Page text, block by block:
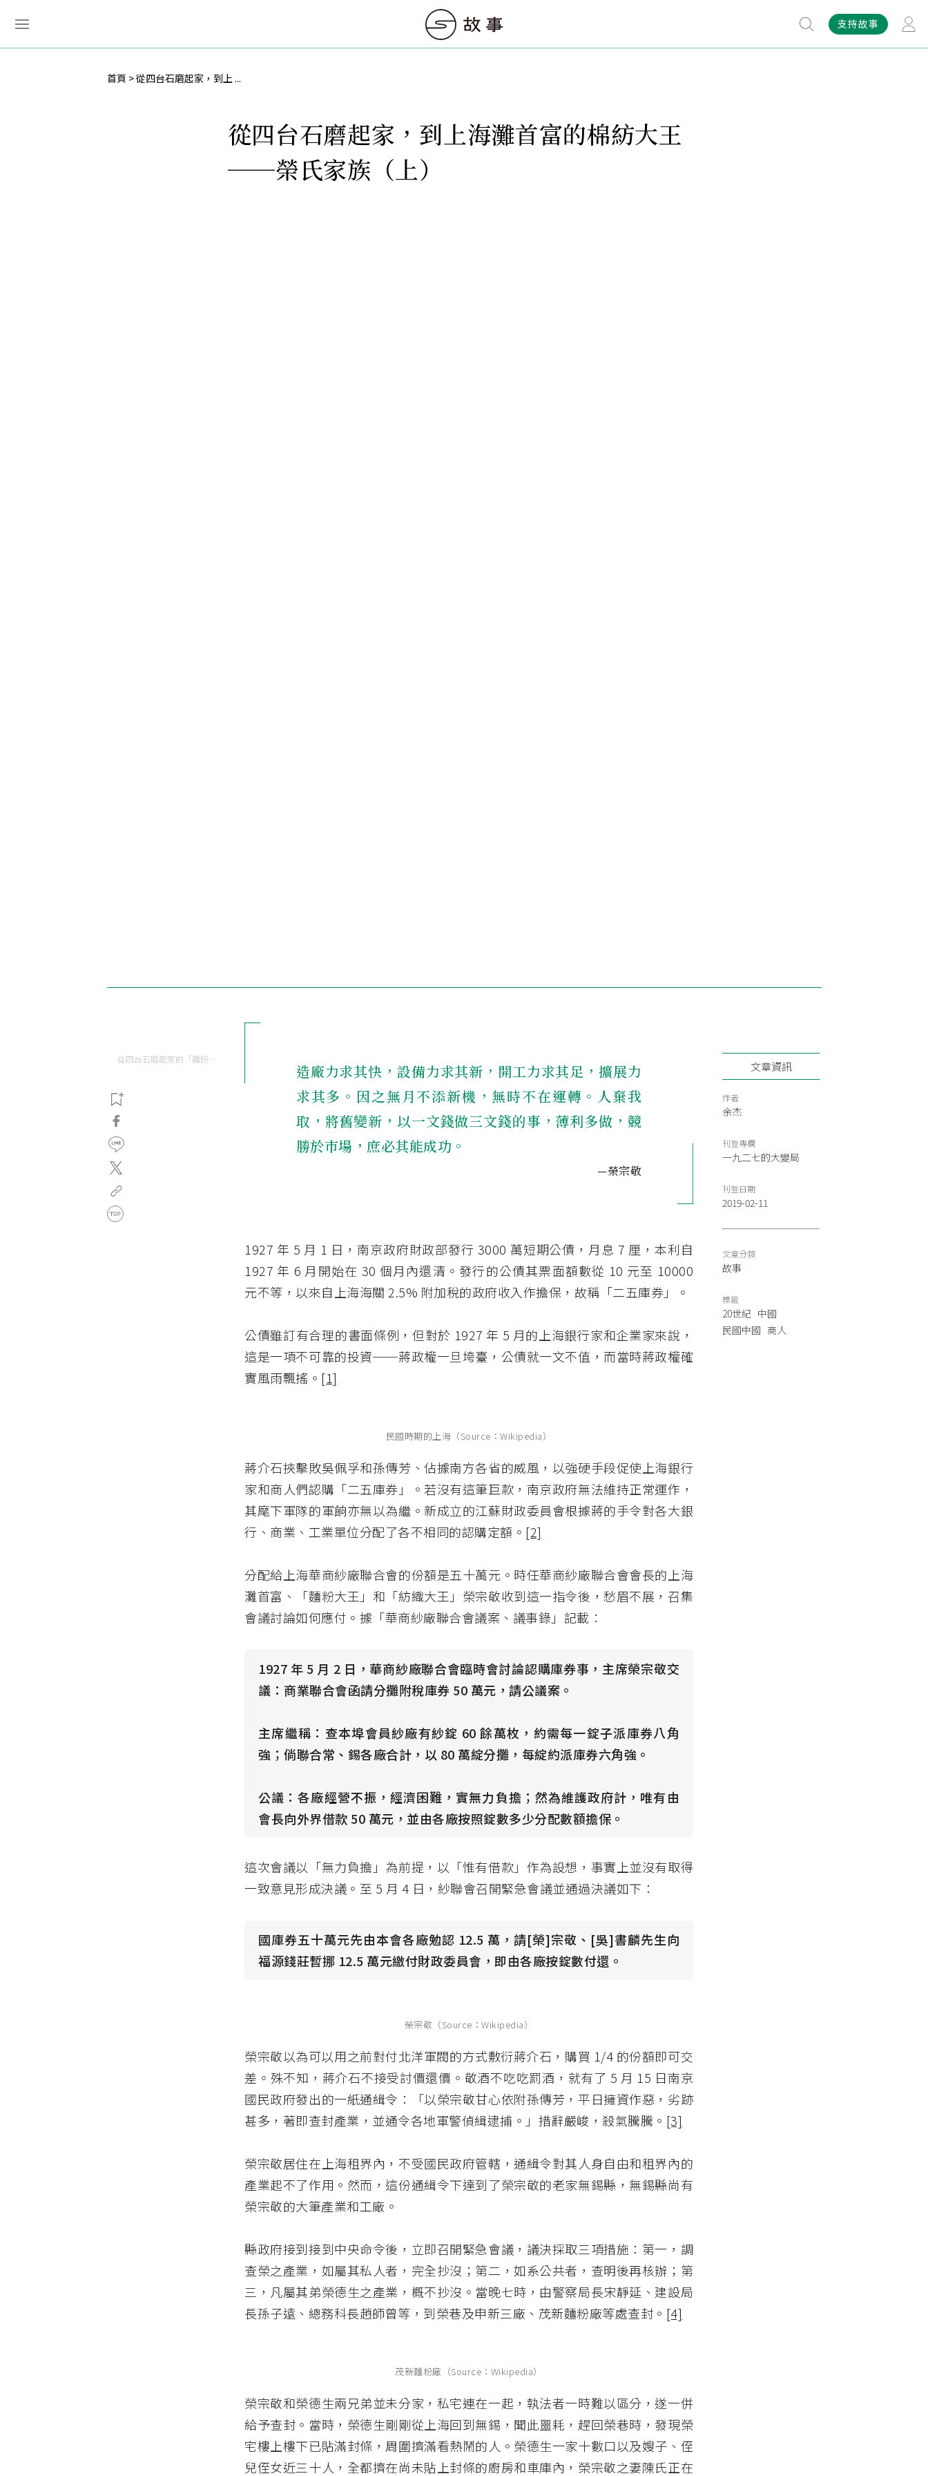
支持故事
首頁 從四台石磨起家，到上 ...
從四台石磨起家，到上海灘首富的棉紡大王
──榮氏家族（上）
從四台石磨起家的「麵粉大王」
造廠力求其快，設備力求其新，開工力求其足，擴展力
求其多。因之無月不添新機，無時不在運轉。人棄我
取，將舊變新，以一文錢做三文錢的事，薄利多做，競
勝於市場，庶必其能成功。
—榮宗敬
1927 年 5 月 1 日，南京政府財政部發行 3000 萬短期公債，月息 7 厘，本利自
1927 年 6 月開始在 30 個月內還清。發行的公債其票面額數從 10 元至 10000
元不等，以來自上海海關 2.5% 附加稅的政府收入作擔保，故稱「二五庫券」。
公債雖訂有合理的書面條例，但對於 1927 年 5 月的上海銀行家和企業家來說，
這是一項不可靠的投資──蔣政權一旦垮臺，公債就一文不值，而當時蔣政權確
實風雨飄搖。 [1]
民國時期的上海（Source：Wikipedia）
蔣介石挾擊敗吳佩孚和孫傳芳、佔據南方各省的威風，以強硬手段促使上海銀行
家和商人們認購「二五庫券」。若沒有這筆巨款，南京政府無法維持正常運作，
其麾下軍隊的軍餉亦無以為繼。新成立的江蘇財政委員會根據蔣的手令對各大銀
行、商業、工業單位分配了各不相同的認購定額。 [2]
分配給上海華商紗廠聯合會的份額是五十萬元。時任華商紗廠聯合會會長的上海
灘首富、「麵粉大王」和「紡織大王」榮宗敬收到這一指令後，愁眉不展，召集
會議討論如何應付。據「華商紗廠聯合會議案、議事錄」記載：
1927 年 5 月 2 日，華商紗廠聯合會臨時會討論認購庫券事，主席榮宗敬交
議：商業聯合會函請分攤附稅庫券 50 萬元，請公議案。
主席繼稱：查本埠會員紗廠有紗錠 60 餘萬枚，約需每一錠子派庫券八角
強；倘聯合常、錫各廠合計，以 80 萬綻分攤，每綻約派庫券六角強。
公議：各廠經營不振，經濟困難，實無力負擔；然為維護政府計，唯有由
會長向外界借款 50 萬元，並由各廠按照錠數多少分配數額擔保。
這次會議以「無力負擔」為前提，以「惟有借款」作為設想，事實上並沒有取得
一致意見形成決議。至 5 月 4 日，紗聯會召開緊急會議並通過決議如下：
國庫券五十萬元先由本會各廠勉認 12.5 萬，請[榮]宗敬、[吳]書麟先生向
福源錢莊暫挪 12.5 萬元繳付財政委員會，即由各廠按錠數付還。
榮宗敬（Source：Wikipedia）
榮宗敬以為可以用之前對付北洋軍閥的方式敷衍蔣介石，購買 1/4 的份額即可交
差。殊不知，蔣介石不接受討價還價。敬酒不吃吃罰酒，就有了 5 月 15 日南京
國民政府發出的一紙通緝令：「以榮宗敬甘心依附孫傳芳，平日擁資作惡，劣跡
甚多，著即查封產業，並通令各地軍警偵緝逮捕。」措辭嚴峻，殺氣騰騰。 [3]
榮宗敬居住在上海租界內，不受國民政府管轄，通緝令對其人身自由和租界內的
產業起不了作用。然而，這份通緝令下達到了榮宗敬的老家無錫縣，無錫縣尚有
榮宗敬的大筆產業和工廠。
縣政府接到接到中央命令後，立即召開緊急會議，議決採取三項措施：第一，調
查榮之產業，如屬其私人者，完全抄沒；第二，如系公共者，查明後再核辦；第
三，凡屬其弟榮德生之產業，概不抄沒。當晚七時，由警察局長宋靜延、建設局
長孫子遠、總務科長趙師曾等，到榮巷及申新三廠、茂新麵粉廠等處查封。 [4]
茂新麵粉廠（Source：Wikipedia）
榮宗敬和榮德生兩兄弟並未分家，私宅連在一起，執法者一時難以區分，遂一併
給予查封。當時，榮德生剛剛從上海回到無錫，聞此噩耗，趕回榮巷時，發現榮
宅樓上樓下已貼滿封條，周圍擠滿看熱鬧的人。榮德生一家十數口以及嫂子、侄
兒侄女近三十人，全都擠在尚未貼上封條的廚房和車庫內，榮宗敬之妻陳氏正在
文章資訊
作者
余杰
刊登專欄
一九二七的大變局
刊登日期
2019-02-11
文章分類
故事
標籤
20世紀 中國
民國中國 商人